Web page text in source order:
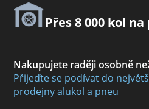
Přes 8 000 kol
Nakupujete raději osobně
Přijeďte se podívat do
prodejny alukol a pneu